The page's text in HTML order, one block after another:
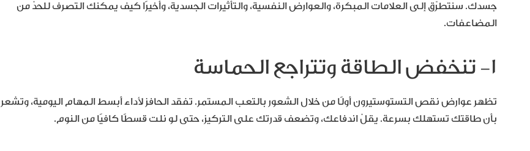
جسدك. سنتطرّق إلى العلامات المبكرة، والعوارض النفسية، والتأثيرات الجسدية، وأخيرًا كيف يمكنك التصرف للحدّ من
المضاعفات.
١- تنخفض الطاقة وتتراجع الحماسة
تظهر عوارض نقص التستوستيرون أولًا من خلال الشعور بالتعب المستمر. تفقد الحافز لأداء أبسط المهام اليومية، وتشعر
بأن طاقتك تستهلك بسرعة. يقلّ اندفاعك، وتضعف قدرتك على التركيز، حتى لو نلت قسطًا كافيًا من النوم.